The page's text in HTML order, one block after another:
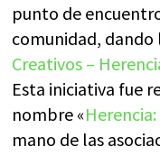
punto de
comunidad,
Creativos –
Esta iniciativa fue
nombre «
mano de las